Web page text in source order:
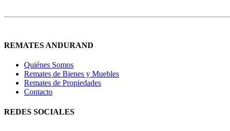
REMATES ANDURAND
Quiénes Somos
Remates de Bienes y Muebles
Remates de Propiedades
Contacto
REDES SOCIALES